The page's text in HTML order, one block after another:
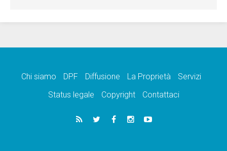
Chi siamo DPF Diffusione La Proprietà
Servizi
Status legale
Copyright Contattaci